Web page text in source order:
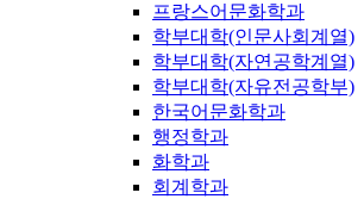
프랑스어문화학과
학부대학(인문사회계열)
학부대학(자연공학계열)
학부대학(자유전공학부)
한국어문화학과
행정학과
화학과
회계학과